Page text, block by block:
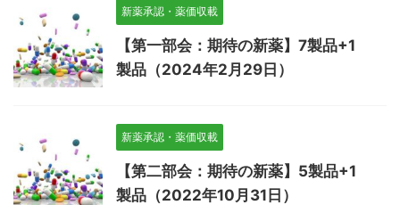
新薬承認・薬価収載
【第一部会：期待の新薬】7製品+1
製品（2024年2月29日）
新薬承認・薬価収載
【第二部会：期待の新薬】5製品+1
製品（2022年10月31日）